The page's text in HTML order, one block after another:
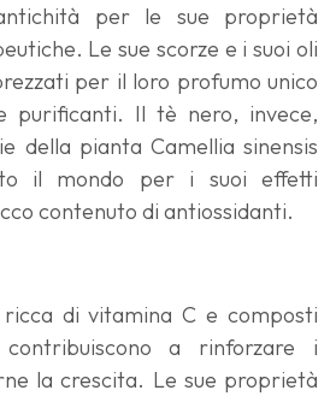
per le sue proprietà
Le sue scorze e i suoi oli
per il loro profumo unico
purificanti. Il tè nero, invece,
della pianta Camellia sinensis
il mondo per i suoi effetti
contenuto di antiossidanti.
di vitamina C e composti
a rinforzare i
la crescita. Le sue proprietà